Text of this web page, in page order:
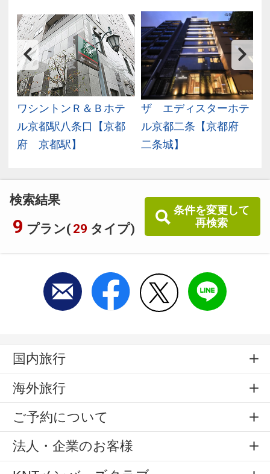
検索結果
9 プラン( 29 タイプ)
条件を変更して
再検索
ワシントンＲ＆Ｂホテ
ル京都駅八条口【京都
府 京都駅】
ザ エディスターホテ
ル京都二条【京都府
二条城】
国内旅行
海外旅行
ご予約について
法人・企業のお客様